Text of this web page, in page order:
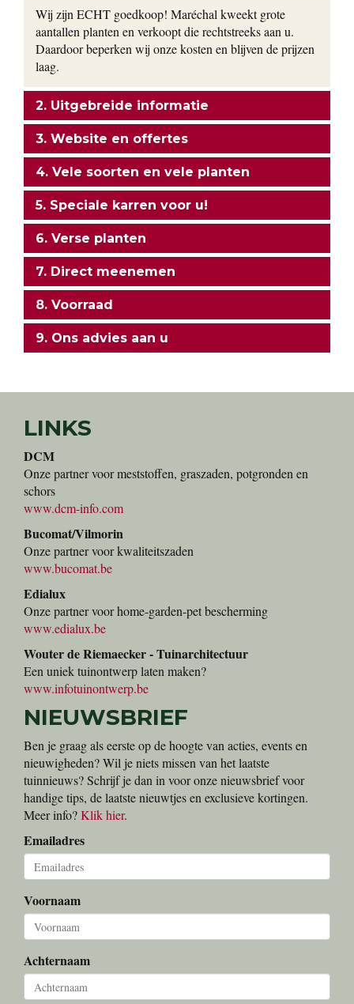
Wij zijn ECHT goedkoop! Maréchal kweekt grote
aantallen planten en verkoopt die rechtstreeks aan u.
Daardoor beperken wij onze kosten en blijven de prijzen
laag.
2. Uitgebreide informatie
3. Website en offertes
4. Vele soorten en vele planten
5. Speciale karren voor u!
6. Verse planten
7. Direct meenemen
8. Voorraad
9. Ons advies aan u
LINKS
DCM
Onze partner voor meststoffen, graszaden, potgronden en
schors
www.dcm-info.com
Bucomat/Vilmorin
Onze partner voor kwaliteitszaden
www.bucomat.be
Edialux
Onze partner voor home-garden-pet bescherming
www.edialux.be
Wouter de Riemaecker - Tuinarchitectuur
Een uniek tuinontwerp laten maken?
www.infotuinontwerp.be
NIEUWSBRIEF
Ben je graag als eerste op de hoogte van acties, events en
nieuwigheden? Wil je niets missen van het laatste
tuinnieuws? Schrijf je dan in voor onze nieuwsbrief voor
handige tips, de laatste nieuwtjes en exclusieve kortingen.
Meer info?Klik hier.
Emailadres
Voornaam
Achternaam